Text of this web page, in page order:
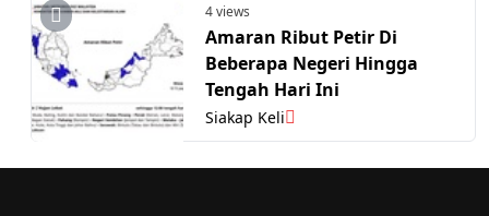
4 views
Amaran Ribut Petir Di
Beberapa Negeri Hingga
Tengah Hari Ini
Siakap Keli